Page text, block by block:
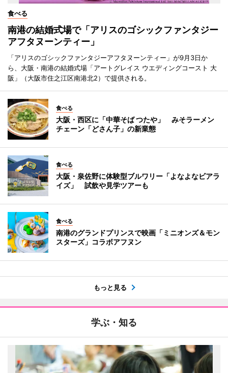
食べる
南港の結婚式場で「アリスのゴシックファンタジー
アフタヌーンティー」
「アリスのゴシックファンタジーアフタヌーンティー」が9月3日か
ら、大阪・南港の結婚式場「アートグレイス ウエディングコースト 大
阪」（大阪市住之江区南港北2）で提供される。
食べる
大阪・西区に「中華そば つたや」 みそラーメン
チェーン「どさん子」の新業態
食べる
大阪・泉佐野に体験型ブルワリー「よなよなビアラ
イズ」 試飲や見学ツアーも
食べる
南港のグランドプリンスで映画「ミニオンズ＆モン
スターズ」コラボアフヌン
もっと見る
学ぶ・知る